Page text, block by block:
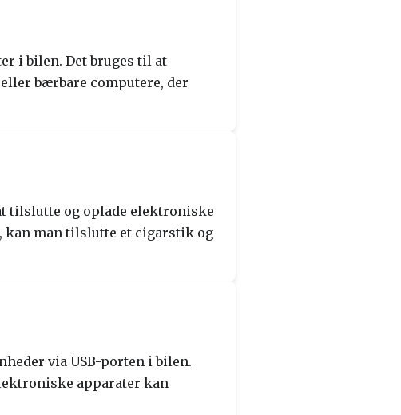
i bilen. Det bruges til at
bærbare computere, der
tilslutte og oplade elektroniske
kan man tilslutte et cigarstik og
via USB-porten i bilen.
apparater kan